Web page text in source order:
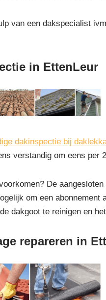
van een dakspecialist
in EttenLeur
dakinspectie bij
verstandig om eens per
De
om een abonnement
dakgoot te reinigen en
repareren in